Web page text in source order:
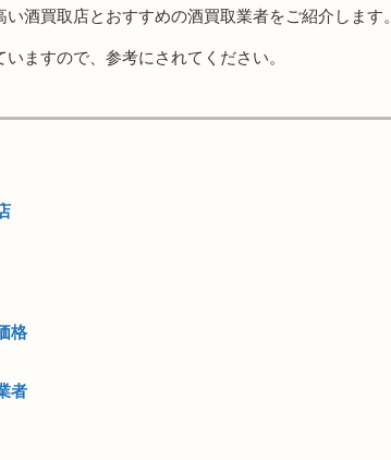
酒買取店とおすすめの酒買取業者をご紹介します。
ますので、参考にされてください。
格
者